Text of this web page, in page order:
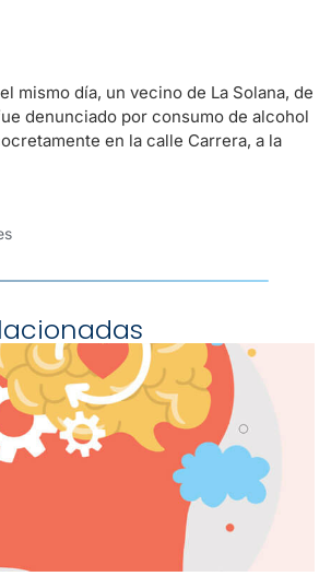
mismo día, un vecino de La Solana, de
denunciado por consumo de alcohol
en la calle Carrera, a la